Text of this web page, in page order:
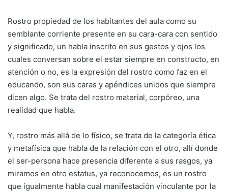
Rostro propiedad de los habitantes del aula como su
semblante corriente presente en su cara-cara con sentido
y significado, un habla inscrito en sus gestos y ojos los
cuales conversan sobre el estar siempre en constructo, en
atención o no, es la expresión del rostro como faz en el
educando, son sus caras y apéndices unidos que siempre
dicen algo. Se trata del rostro material, corpóreo, una
realidad que habla.
Y, rostro más allá de lo físico, se trata de la categoría ética
y metafísica que habla de la relación con el otro, allí donde
el ser-persona hace presencia diferente a sus rasgos, ya
miramos en otro estatus, ya reconocemos, es un rostro
que igualmente habla cual manifestación vinculante por la